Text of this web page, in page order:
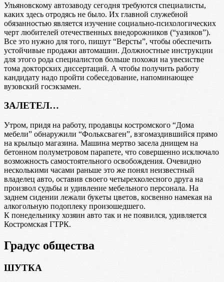
Ульяновскому автозаводу сегодня требуются специалисты,
каких здесь отродясь не было. Их главной служебной
обязанностью является изучение социально-психологических
черт любителей отечественных внедорожников (“уазиков”).
Все это нужно для того, пишут “Версты”, чтобы обеспечить
устойчивые продажи автомашин. Должностные инструкции
для этого рода специалистов больше похожи на увесистве
тома докторских диссертаций. А чтобы получить работу
кандидату надо пройти собеседование, напоминающее
вузовский госэкзамен.
ЗАЛЕТЕЛ…
Утром, придя на работу, продавцы костромского “Дома
мебели” обнаружили “Фольксваген”, взгомаздившийся прямо
на крыльцо магазина. Машина мертво засела днищем на
бетонном полуметровом парапете, что совершенно исключало
возможность самостоятельного освобождения. Очевидно
несколькими часами раньше это же понял неизвестный
владелец авто, оставив своего четырехколесного друга на
произвол судьбы и удивление мебельного персонала. На
заднем сидении лежали букеты цветов, косвенно намекая на
алкогольную подоплеку произошедшего.
К понедельнику хозяин авто так и не появился, удивляется
Костромская ГТРК.
Градус общества
ШУТКА